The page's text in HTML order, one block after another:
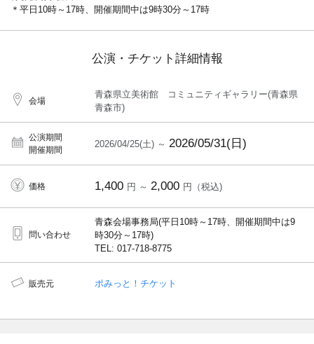
＊平日10時～17時、開催期間中は9時30分～17時
公演・チケット詳細情報
会場
青森県立美術館 コミュニティギャラリー(青森県
青森市)
公演期間
開催期間
2026/04/25(土) ～ 2026/05/31(日)
価格 1,400 円 ～ 2,000 円（税込)
問い合わせ
青森会場事務局(平日10時～17時、開催期間中は9
時30分～17時)
TEL: 017-718-8775
販売元 ポみっと！チケット